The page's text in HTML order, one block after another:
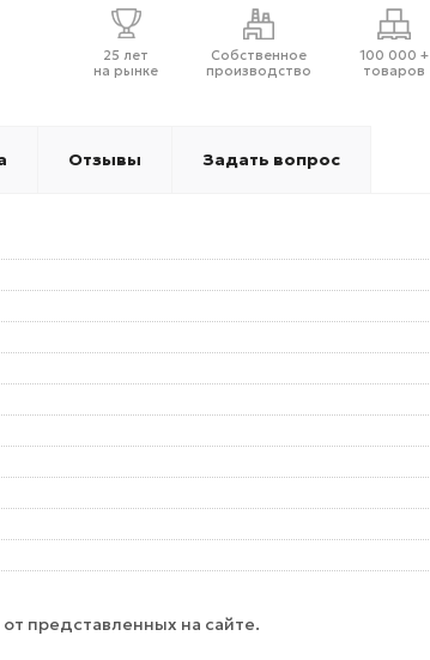
25 лет
на рынке
Собственное
производство
100 000 +
товаров
Отзывы Задать вопрос
представленных на сайте.